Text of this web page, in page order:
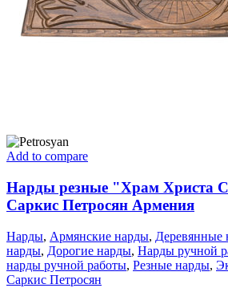
Add to compare
Нарды резные "Храм Христа
Саркис Петросян Армения
Нарды, Армянские нарды, Деревянные
нарды, Дорогие нарды, Нарды ручной
нарды ручной работы, Резные нарды,
Саркис Петросян